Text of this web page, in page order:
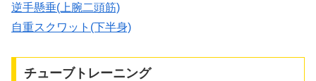
逆手懸垂(上腕二頭筋)
自重スクワット(下半身)
チューブトレーニング